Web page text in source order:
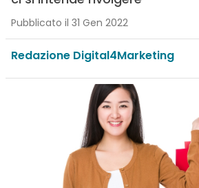
Pubblicato il 31 Gen 2022
Redazione Digital4Marketing